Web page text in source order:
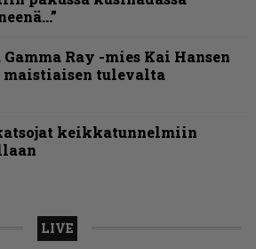
Ray -mies Kai Hansen
maistiaisen tulevalta
keikkatunnelmiin
LIVE